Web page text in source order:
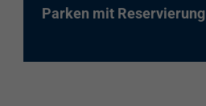
Parken mit Reservierung